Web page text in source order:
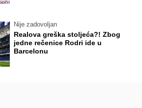
Nije zadovoljan
Realova greška stoljeća?! Zbog
jedne rečenice Rodri ide u
Barcelonu